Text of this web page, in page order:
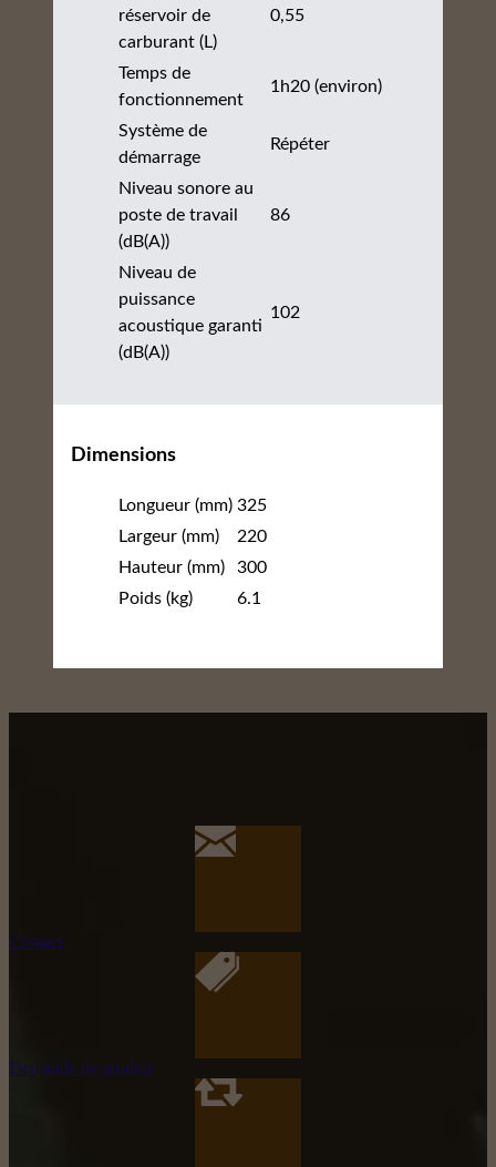
réservoir de
carburant (L)
0,55
Temps de
fonctionnement
1h20 (environ)
Système de
démarrage
Répéter
Niveau sonore au
poste de travail
(dB(A))
86
Niveau de
puissance
acoustique garanti
(dB(A))
102
Dimensions
Longueur (mm) 325
Largeur (mm)
220
Hauteur (mm)
300
Poids (kg)
6.1
Contact
Demande de produit